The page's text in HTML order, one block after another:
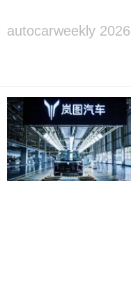
autocarweekly